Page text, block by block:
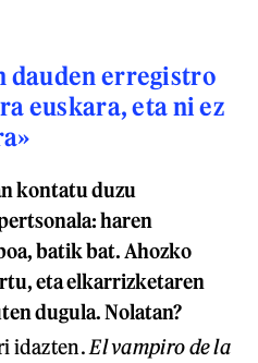
dauden erregistro
euskara, eta ni ez
kontatu duzu
haren
batik bat. Ahozko
eta elkarrizketaren
dugula. Nolatan?
idazten. El vampiro de la